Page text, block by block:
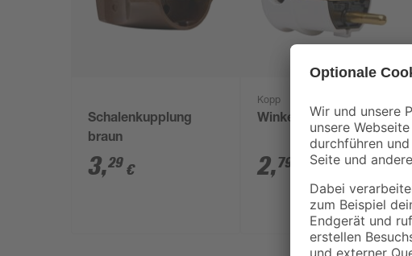
Schalenkupplung
braun
3,29 €
Kopp
Winkelstecker weiß
2,79